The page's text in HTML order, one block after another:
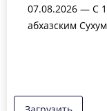
07.08.2026 — С
абхазским